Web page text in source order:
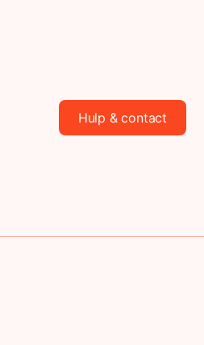
Hulp & contact